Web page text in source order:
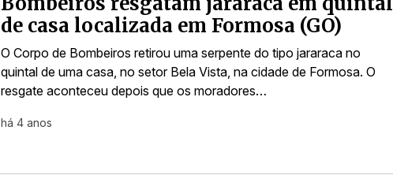
de casa localizada em Formosa (GO)
O Corpo de Bombeiros retirou uma serpente do tipo jararaca no
quintal de uma casa, no setor Bela Vista, na cidade de Formosa. O
resgate aconteceu depois que os moradores…
há 4 anos